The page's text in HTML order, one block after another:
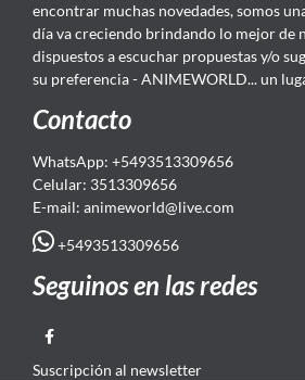
encontrar muchas novedades, somos
día va creciendo brindando lo mejor de
dispuestos a escuchar propuestas y/o
su preferencia - ANIMEWORLD... un
Contacto
WhatsApp: +5493513309656
Celular: 3513309656
E-mail: animeworld@live.com
+5493513309656
Seguinos en las redes
Suscripción al newsletter